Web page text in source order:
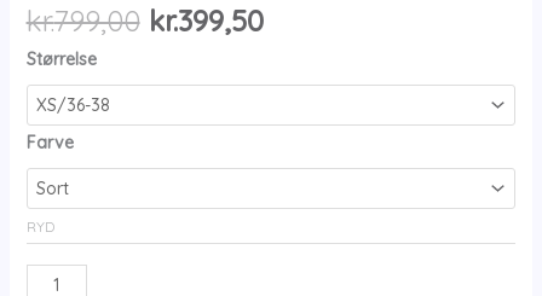
kr.799,00 Den
pris
kr.399,50Den
pris
Størrelse
Farve
RYD
Pont